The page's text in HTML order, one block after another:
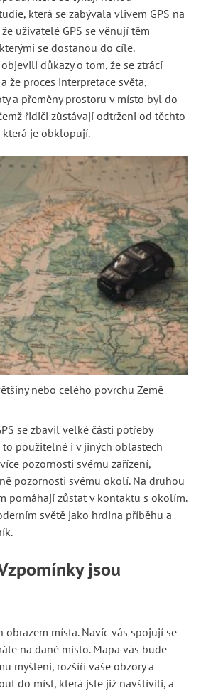
která se zabývala vlivem GPS na
uživatelé GPS se věnují těm
se dostanou do cíle.
důkazy o tom, že se ztrácí
že proces interpretace světa,
a přeměny prostoru v místo byl do
řidiči zůstávají odtrženi od těchto
je obklopují.
nebo celého povrchu Země
se zbavil velké části potřeby
to použitelné i v jiných oblastech
pozornosti svému zařízení,
pozornosti svému okolí. Na druhou
pomáhají zůstat v kontaktu s okolím.
světě jako hrdina příběhu a
jsou
obrazem místa. Navíc vás spojují se
na dané místo. Mapa vás bude
myšlení, rozšíří vaše obzory a
do míst, která jste již navštívili, a